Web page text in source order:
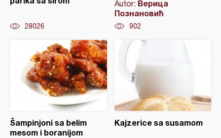
28026
Autor: Верица
Познановић
902
Šampinjoni sa belim
mesom i boranijom
Kajzerice sa susamom